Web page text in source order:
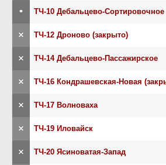
• ТЧ-10 Дебальцево-Сортировочное
× ТЧ-12 Дроново (закрыто)
× ТЧ-14 Дебальцево-Пассажирское
× ТЧ-16 Кондрашевская-Новая
× ТЧ-17 Волноваха
× ТЧ-19 Иловайск
× ТЧ-20 Ясиноватая-Запад